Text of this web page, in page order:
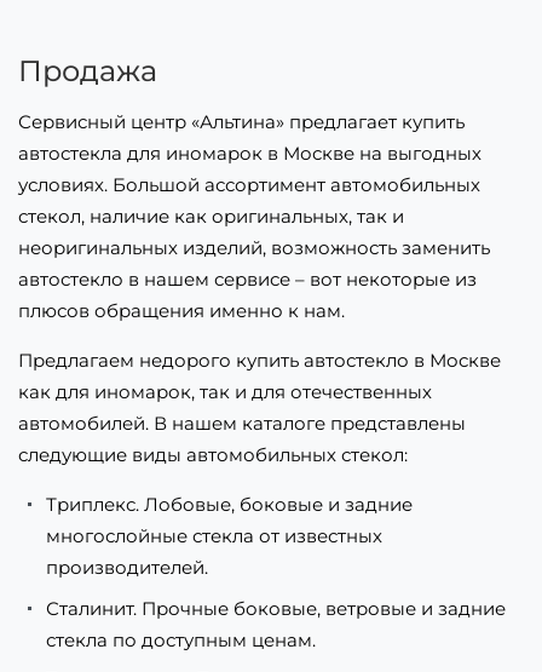
Продажа
Сервисный центр «Альтина» предлагает купить
автостекла для иномарок в Москве на выгодных
условиях. Большой ассортимент автомобильных
стекол, наличие как оригинальных, так и
неоригинальных изделий, возможность заменить
автостекло в нашем сервисе – вот некоторые из
плюсов обращения именно к нам.
Предлагаем недорого купить автостекло в Москве
как для иномарок, так и для отечественных
автомобилей. В нашем каталоге представлены
следующие виды автомобильных стекол:
Триплекс. Лобовые, боковые и задние
многослойные стекла от известных
производителей.
Сталинит. Прочные боковые, ветровые и задние
стекла по доступным ценам.